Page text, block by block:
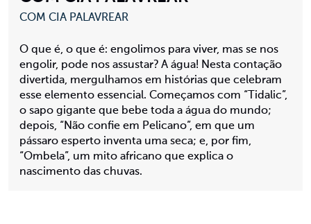
COM CIA PALAVREAR
O que é, o que é: engolimos para viver, mas se nos
engolir, pode nos assustar? A água! Nesta contação
divertida, mergulhamos em histórias que celebram
esse elemento essencial. Começamos com “Tidalic”,
o sapo gigante que bebe toda a água do mundo;
depois, “Não confie em Pelicano”, em que um
pássaro esperto inventa uma seca; e, por fim,
“Ombela”, um mito africano que explica o
nascimento das chuvas.